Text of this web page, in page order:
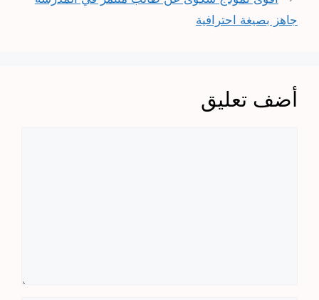
جاهز بصيغة احترافية
أضف تعليق